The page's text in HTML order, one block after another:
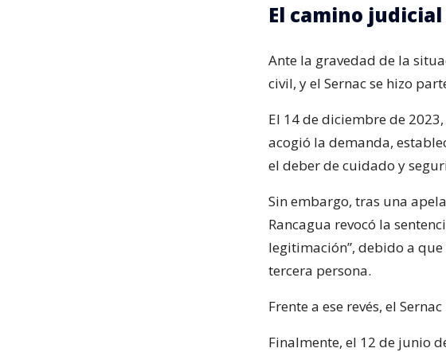
El camino
Ante la gravedad de la
civil, y el Sernac se hizo
El 14 de diciembre de
acogió la demanda,
el deber de cuidado y
Sin embargo, tras una
Rancagua revocó la
legitimación”, debido a
tercera persona.
Frente a ese revés, el
Finalmente, el 12 de junio